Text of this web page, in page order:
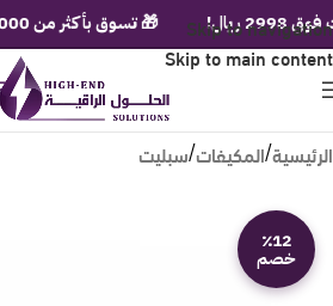
Skip to navigation
Skip to main content
الرئيسية/المكيفات/سبليت
٪12
خصم
🎁 تسوق بأكثر من 3000 ريال ولف عجلة الهدايا الفورية!